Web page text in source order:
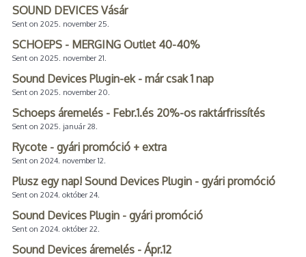
SOUND DEVICES Vásár
Sent on 2025. november 25.
SCHOEPS - MERGING Outlet 40-40%
Sent on 2025. november 21.
Sound Devices Plugin-ek - már csak 1 nap
Sent on 2025. november 20.
Schoeps áremelés - Febr.1.és 20%-os raktárfrissítés
Sent on 2025. január 28.
Rycote - gyári promóció + extra
Sent on 2024. november 12.
Plusz egy nap! Sound Devices Plugin - gyári promóció
Sent on 2024. október 24.
Sound Devices Plugin - gyári promóció
Sent on 2024. október 22.
Sound Devices áremelés - Ápr.12